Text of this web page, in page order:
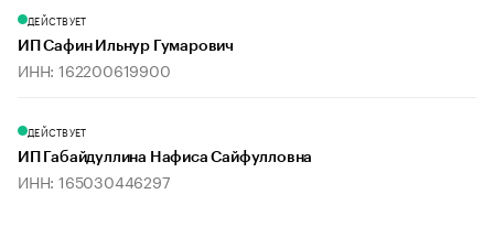
ДЕЙСТВУЕТ
ИП Сафин Ильнур Гумарович
ИНН: 162200619900
ДЕЙСТВУЕТ
ИП Габайдуллина Нафиса Сайфулловна
ИНН: 165030446297